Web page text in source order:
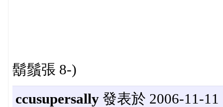
鬍鬚張 8-)
ccusupersally發表於 2006-11-11